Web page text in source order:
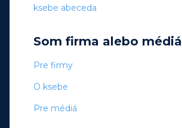
ksebe abeceda
Som firma alebo médiá
Pre firmy
O ksebe
Pre médiá